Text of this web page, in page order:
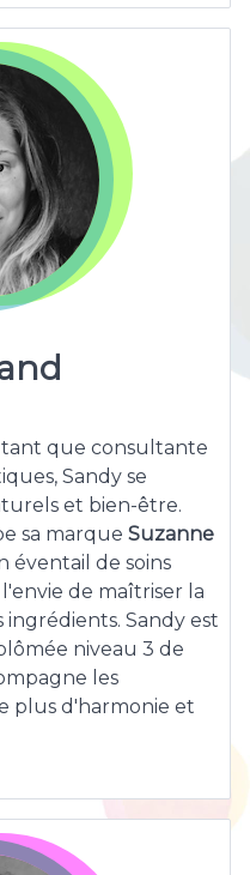
tant que consultante
Sandy se
et bien-être.
sa marque Suzanne
éventail de soins
de maîtriser la
Sandy est
niveau 3 de
les
plus d'harmonie et